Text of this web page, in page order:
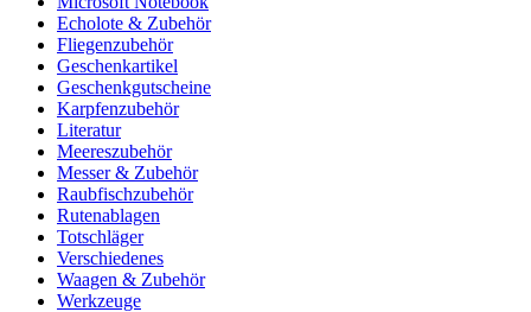
Echolote & Zubehör
Fliegenzubehör
Geschenkartikel
Geschenkgutscheine
Karpfenzubehör
Literatur
Meereszubehör
Messer & Zubehör
Raubfischzubehör
Rutenablagen
Totschläger
Verschiedenes
Waagen & Zubehör
Werkzeuge